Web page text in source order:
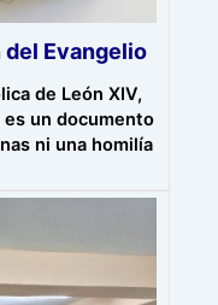
del Evangelio
de León XIV,
es un documento
ni una homilía